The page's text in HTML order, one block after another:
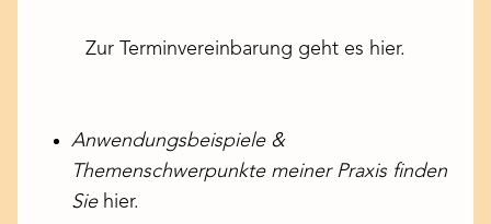
Zur Terminvereinbarung geht es hier.
Anwendungsbeispiele &
Themenschwerpunkte meiner Praxis finden
Sie hier.